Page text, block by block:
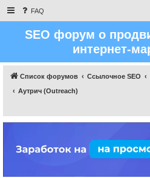
FAQ
SEO форум о
интернет-
Список форумов Ссылочное SEO
Аутрич (Outreach)